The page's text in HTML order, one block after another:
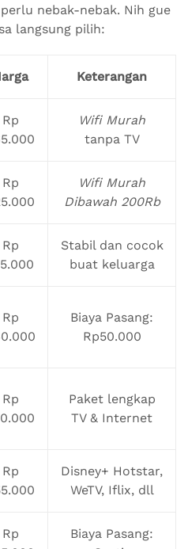
nebak-nebak. Nih gue
langsung pilih:
Keterangan
Rp
Wifi Murah
tanpa TV
Rp
Wifi Murah
Dibawah 200Rb
Rp
Stabil dan cocok
buat keluarga
Rp
Biaya Pasang:
Rp50.000
Rp
Paket lengkap
TV & Internet
Rp
Disney+ Hotstar,
WeTV, Iflix, dll
Rp
Biaya Pasang: